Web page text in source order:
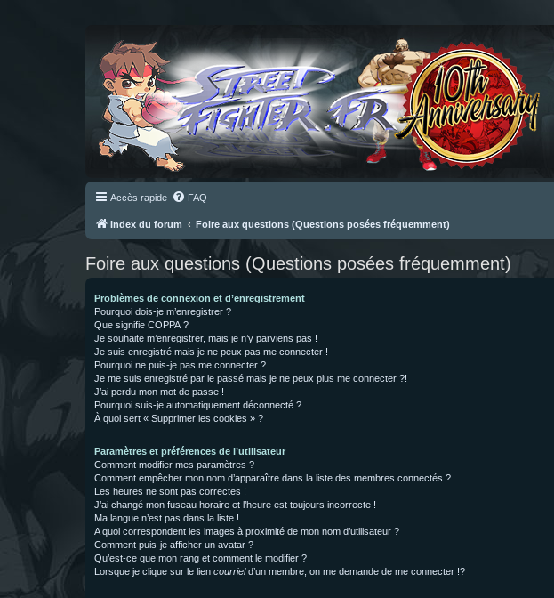
Accès rapide FAQ
Index du forum Foire aux questions (Questions posées fréquemment)
Foire aux questions (Questions posées fréquemment)
Problèmes de connexion et d’enregistrement
Pourquoi dois-je m’enregistrer ?
Que signifie COPPA ?
Je souhaite m’enregistrer, mais je n’y parviens pas !
Je suis enregistré mais je ne peux pas me connecter !
Pourquoi ne puis-je pas me connecter ?
Je me suis enregistré par le passé mais je ne peux plus me connecter ?!
J’ai perdu mon mot de passe !
Pourquoi suis-je automatiquement déconnecté ?
À quoi sert « Supprimer les cookies » ?
Paramètres et préférences de l’utilisateur
Comment modifier mes paramètres ?
Comment empêcher mon nom d’apparaître dans la liste des membres connectés ?
Les heures ne sont pas correctes !
J’ai changé mon fuseau horaire et l’heure est toujours incorrecte !
Ma langue n’est pas dans la liste !
A quoi correspondent les images à proximité de mon nom d’utilisateur ?
Comment puis-je afficher un avatar ?
Qu’est-ce que mon rang et comment le modifier ?
Lorsque je clique sur le lien courrield’un membre, on me demande de me connecter !?